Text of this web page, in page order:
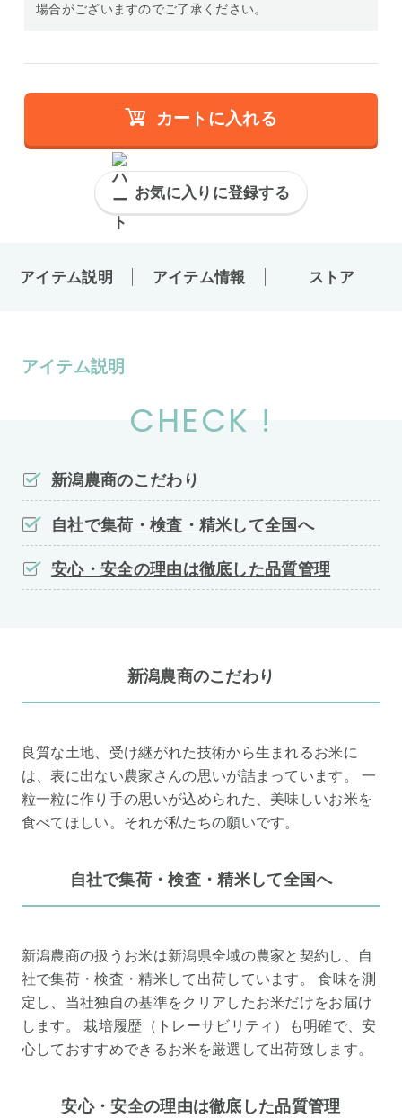
場合がございますのでご了承ください。
カートに入れる
お気に入りに登録する
アイテム説明 アイテム情報 ストア
アイテム説明
CHECK !
新潟農商のこだわり
自社で集荷・検査・精米して全国へ
安心・安全の理由は徹底した品質管理
新潟農商のこだわり
良質な土地、受け継がれた技術から生まれるお米に
は、表に出ない農家さんの思いが詰まっています。 一
粒一粒に作り手の思いが込められた、美味しいお米を
食べてほしい。それが私たちの願いです。
自社で集荷・検査・精米して全国へ
新潟農商の扱うお米は新潟県全域の農家と契約し、自
社で集荷・検査・精米して出荷しています。 食味を測
定し、当社独自の基準をクリアしたお米だけをお届け
します。 栽培履歴（トレーサビリティ）も明確で、安
心しておすすめできるお米を厳選して出荷致します。
安心・安全の理由は徹底した品質管理